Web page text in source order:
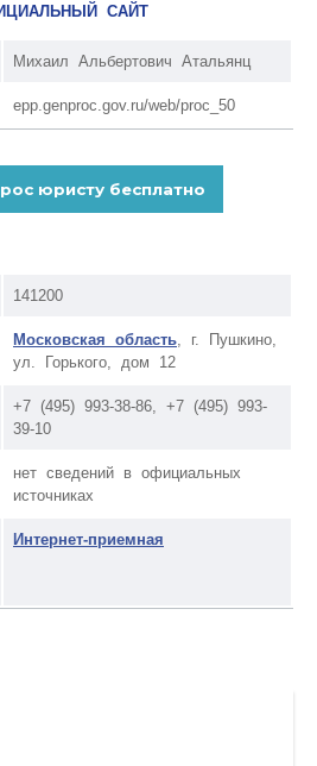
САЙТ
Михаил Альбертович Атальянц
epp.genproc.gov.ru/web/proc_50
141200
Московская область , г. Пушкино,
ул. Горького, дом 12
+7 (495) 993-38-86, +7 (495) 993-
39-10
нет сведений в официальных
источниках
Интернет-приемная